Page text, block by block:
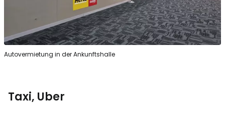
Autovermietung in der Ankunftshalle
Taxi, Uber